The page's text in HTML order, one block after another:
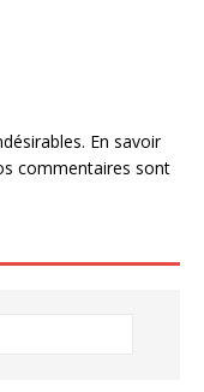
En savoir
commentaires sont